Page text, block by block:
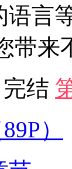
语言
带来
完结
89P）